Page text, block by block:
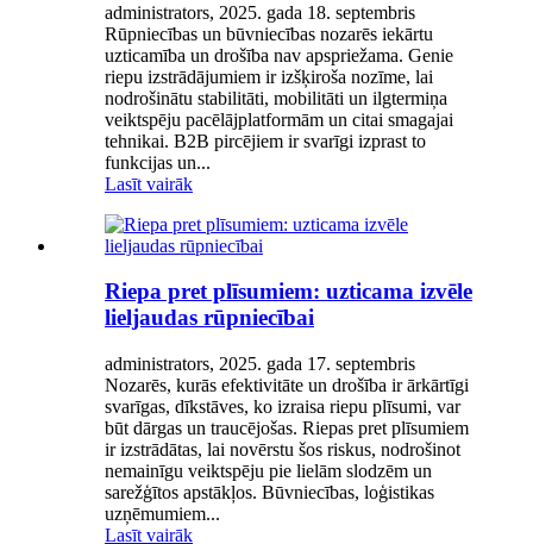
administrators, 2025. gada 18. septembris
Rūpniecības un būvniecības nozarēs iekārtu
uzticamība un drošība nav apspriežama. Genie
riepu izstrādājumiem ir izšķiroša nozīme, lai
nodrošinātu stabilitāti, mobilitāti un ilgtermiņa
veiktspēju pacēlājplatformām un citai smagajai
tehnikai. B2B pircējiem ir svarīgi izprast to
funkcijas un...
Lasīt vairāk
Riepa pret plīsumiem: uzticama izvēle
lieljaudas rūpniecībai
administrators, 2025. gada 17. septembris
Nozarēs, kurās efektivitāte un drošība ir ārkārtīgi
svarīgas, dīkstāves, ko izraisa riepu plīsumi, var
būt dārgas un traucējošas. Riepas pret plīsumiem
ir izstrādātas, lai novērstu šos riskus, nodrošinot
nemainīgu veiktspēju pie lielām slodzēm un
sarežģītos apstākļos. Būvniecības, loģistikas
uzņēmumiem...
Lasīt vairāk